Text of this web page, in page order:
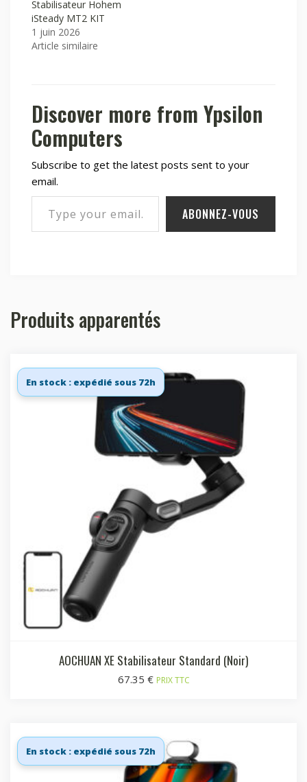
Stabilisateur Hohem
iSteady MT2 KIT
1 juin 2026
Article similaire
Discover more from Ypsilon
Computers
Subscribe to get the latest posts sent to your
email.
Type your email…
ABONNEZ-VOUS
Produits apparentés
En stock : expédié sous 72h
AOCHUAN XE Stabilisateur Standard (Noir)
67.35 € PRIX TTC
En stock : expédié sous 72h